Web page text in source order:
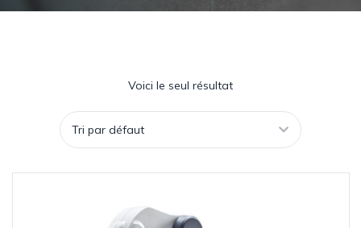
Voici le seul résultat